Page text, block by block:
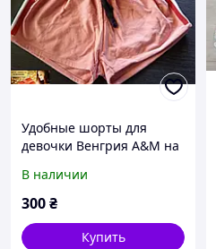
Удобные шорты для
девочки Венгрия A&M на
В наличии
300₴
Купить